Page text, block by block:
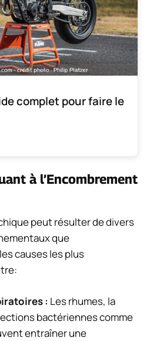
complet pour faire le
à l’Encombrement
peut résulter de divers
que
causes les plus
: Les rhumes, la
bactériennes comme
entraîner une